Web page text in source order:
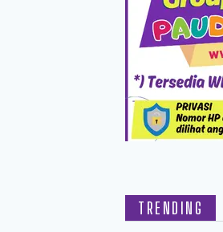
TRENDING